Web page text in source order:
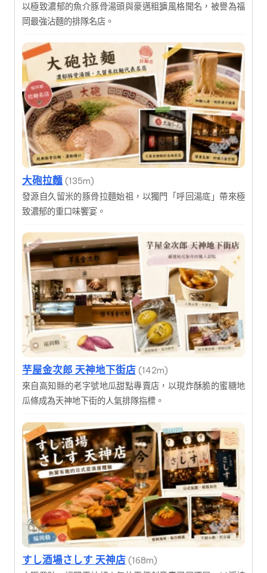
以極致濃郁的魚介豚骨湯頭與豪邁粗獷風格聞名，被譽為福
岡最強沾麵的排隊名店。
大砲拉麵 (135m)
發源自久留米的豚骨拉麵始祖，以獨門「呼回湯底」帶來極
致濃郁的重口味饗宴。
芋屋金次郎 天神地下街店 (142m)
來自高知縣的老字號地瓜甜點專賣店，以現炸酥脆的蜜糖地
瓜條成為天神地下街的人氣排隊指標。
すし酒場さしす 天神店 (168m)